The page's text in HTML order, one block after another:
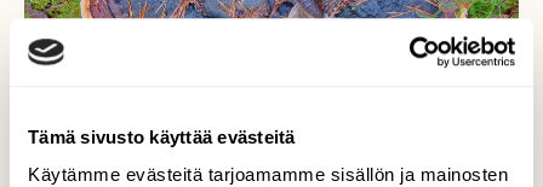
Tämä sivusto käyttää evästeitä
Käytämme evästeitä tarjoamamme sisällön ja mainosten